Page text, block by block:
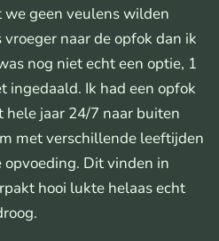
geen veulens wilden
naar de opfok dan ik
nog niet echt een optie, 1
ingedaald. Ik had een opfok
jaar 24/7 naar buiten
met verschillende leeftijden
Dit vinden in
hooi lukte helaas echt